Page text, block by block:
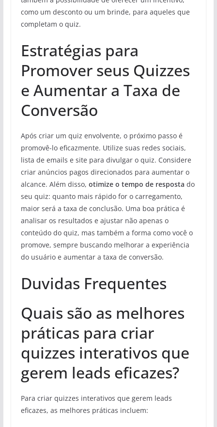
como um desconto ou um brinde, para aqueles que
completam o quiz.
Estratégias para
Promover seus Quizzes
e Aumentar a Taxa de
Conversão
Após criar um quiz envolvente, o próximo passo é
promovê-lo eficazmente. Utilize suas redes sociais,
lista de emails e site para divulgar o quiz. Considere
criar anúncios pagos direcionados para aumentar o
alcance. Além disso, otimize o tempo de resposta do
seu quiz: quanto mais rápido for o carregamento,
maior será a taxa de conclusão. Uma boa prática é
analisar os resultados e ajustar não apenas o
conteúdo do quiz, mas também a forma como você o
promove, sempre buscando melhorar a experiência
do usuário e aumentar a taxa de conversão.
Duvidas Frequentes
Quais são as melhores
práticas para criar
quizzes interativos que
gerem leads eficazes?
Para criar quizzes interativos que gerem leads
eficazes, as melhores práticas incluem: